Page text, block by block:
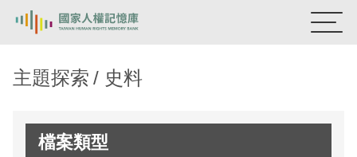
新生訓導處
主題探索 史料
檔案類型